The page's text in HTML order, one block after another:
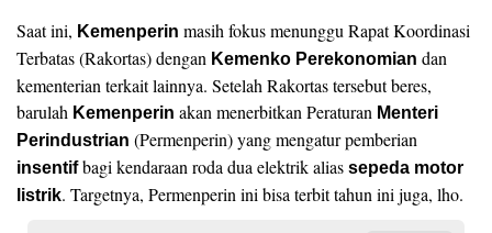
Saat ini, Kemenperin masih fokus menunggu Rapat Koordinasi
Terbatas (Rakortas) dengan Kemenko Perekonomian dan
kementerian terkait lainnya. Setelah Rakortas tersebut beres,
barulah Kemenperin akan menerbitkan Peraturan Menteri
Perindustrian (Permenperin) yang mengatur pemberian
insentifbagi kendaraan roda dua elektrik alias sepeda motor
listrik. Targetnya, Permenperin ini bisa terbit tahun ini juga, lho.